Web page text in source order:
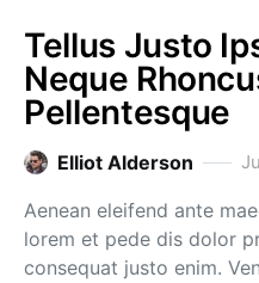
Tellus Justo
Neque
Pellentesque
Elliot Alderson
Aenean eleifend ante
lorem et pede dis dolor
consequat justo enim.